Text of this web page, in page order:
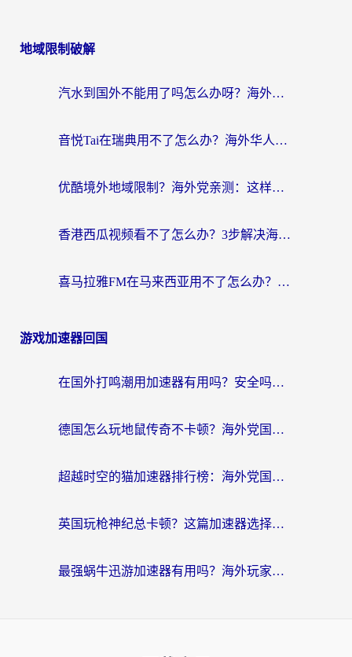
地域限制破解
汽水到国外不能用了吗怎么办呀？海外党追剧看片的救星在这里！
音悦Tai在瑞典用不了怎么办？海外华人追剧听歌的实用指南
优酷境外地域限制？海外党亲测：这样看国内剧再也不卡（附3个实用场景解决）
香港西瓜视频看不了怎么办？3步解决海外追剧难题，附靠谱加速器推荐
喜马拉雅FM在马来西亚用不了怎么办？海外华人亲测有效的回国加速指南
游戏加速器回国
在国外打鸣潮用加速器有用吗？安全吗？海外玩家国服游戏加速全指南
德国怎么玩地鼠传奇不卡顿？海外党国服游戏加速全攻略（含战双EVE实用指南）
超越时空的猫加速器排行榜：海外党国服游戏不卡顿的终极选择指南
英国玩枪神纪总卡顿？这篇加速器选择指南帮你告别延迟（附实测推荐）
最强蜗牛迅游加速器有用吗？海外玩家国服游戏加速避坑指南（附德国玩忍者必须死3流星蝴蝶剑解决办法）